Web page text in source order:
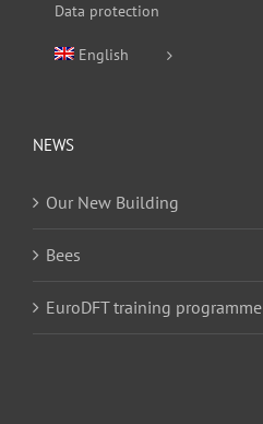
Data protection
English
NEWS
Our New Building
Bees
EuroDFT training programme